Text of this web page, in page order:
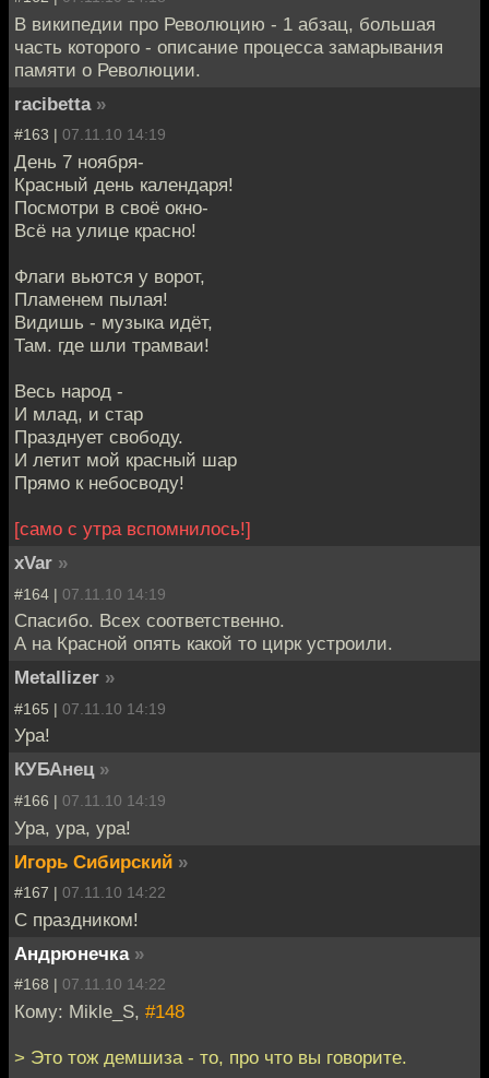
В википедии про Революцию - 1 абзац, большая
часть которого - описание процесса замарывания
памяти о Революции.
racibetta »
#163 | 07.11.10 14:19
День 7 ноября-
Красный день календаря!
Посмотри в своё окно-
Всё на улице красно!
Флаги вьются у ворот,
Пламенем пылая!
Видишь - музыка идёт,
Там. где шли трамваи!
Весь народ -
И млад, и стар
Празднует свободу.
И летит мой красный шар
Прямо к небосводу!
[само с утра вспомнилось!]
xVar »
#164 | 07.11.10 14:19
Спасибо. Всех соответственно.
А на Красной опять какой то цирк устроили.
Metallizer »
#165 | 07.11.10 14:19
Ура!
КУБАнец »
#166 | 07.11.10 14:19
Ура, ура, ура!
Игорь Сибирский »
#167 | 07.11.10 14:22
С праздником!
Андрюнечка »
#168 | 07.11.10 14:22
Кому: Mikle_S, #148
> Это тож демшиза - то, про что вы говорите.